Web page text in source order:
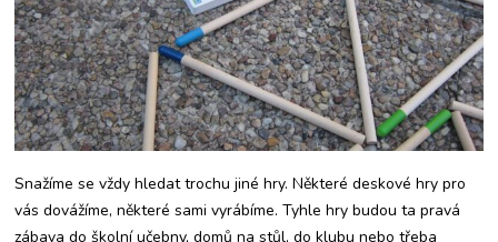
Snažíme se vždy hledat trochu jiné hry. Některé deskové hry pro
vás dovážíme, některé sami vyrábíme. Tyhle hry budou ta pravá
zábava do školní učebny, domů na stůl, do klubu nebo třeba